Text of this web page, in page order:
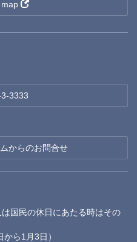
3333
からのお問合せ
国民の休日にあたる時はその
ら1月3日）